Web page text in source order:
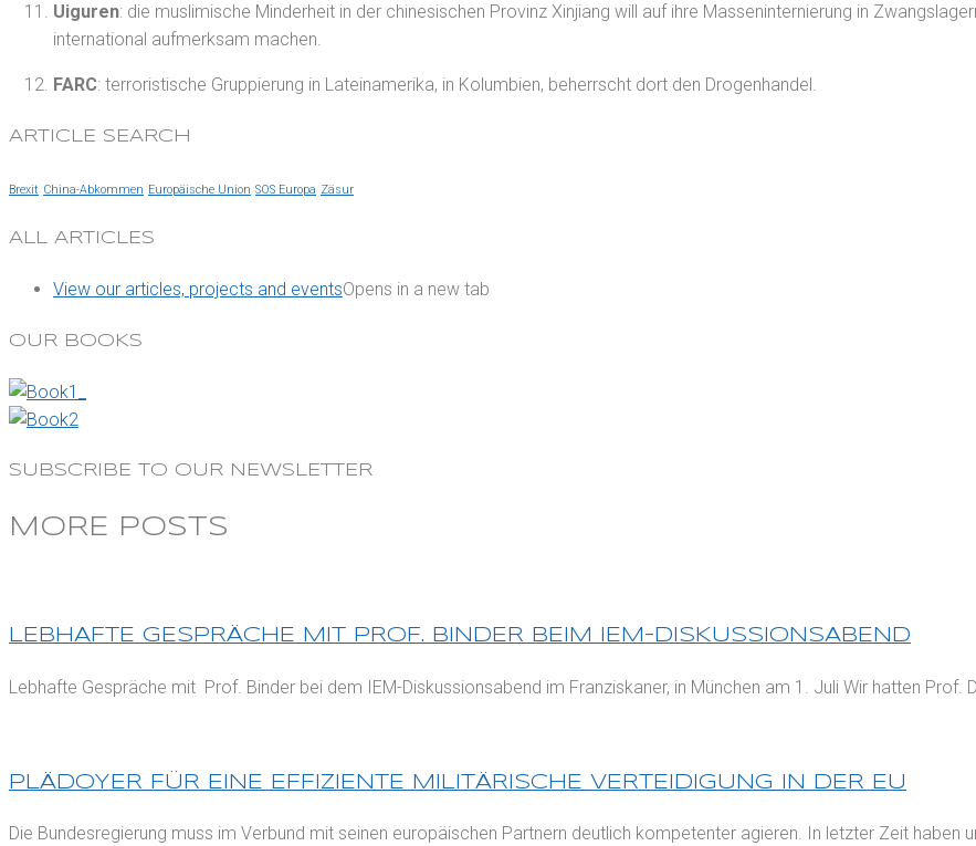
Uiguren: die muslimische Minderheit in der chinesischen Provinz Xinjiang will auf ihre Masseninternierung in
international aufmerksam machen.
FARC: terroristische Gruppierung in Lateinamerika, in Kolumbien, beherrscht dort den Drogenhandel.
ARTICLE SEARCH
Brexit China-Abkommen Europäische Union SOS Europa Zäsur
ALL ARTICLES
View our articles, projects and eventsOpens in a new tab
OUR BOOKS
SUBSCRIBE TO OUR NEWSLETTER
MORE POSTS
LEBHAFTE GESPRÄCHE MIT PROF. BINDER BEIM IEM-DISKUSSIONSABEND
Lebhafte Gespräche mit Prof. Binder bei dem IEM-Diskussionsabend im Franziskaner, in München am 1. Juli Wir hatten Prof.
PLÄDOYER FÜR EINE EFFIZIENTE MILITÄRISCHE VERTEIDIGUNG IN DER EU
Die Bundesregierung muss im Verbund mit seinen europäischen Partnern deutlich kompetenter agieren. In letzter Zeit haben